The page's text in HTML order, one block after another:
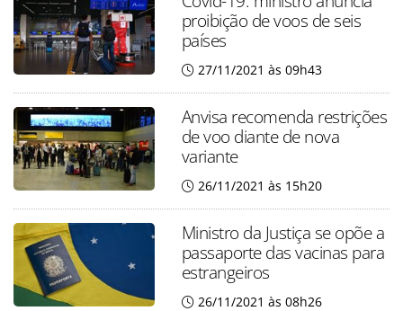
proibição de voos de seis
países
27/11/2021 às 09h43
Anvisa recomenda restrições
de voo diante de nova
variante
26/11/2021 às 15h20
Ministro da Justiça se opõe a
passaporte das vacinas para
estrangeiros
26/11/2021 às 08h26